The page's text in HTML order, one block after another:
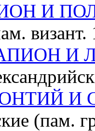
И
визант.
И
И
(пам.